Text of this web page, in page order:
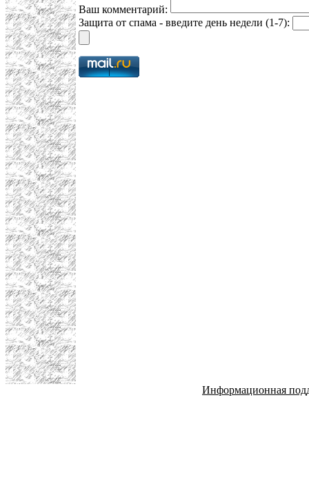
Ваш комментарий:
Защита от спама - введите день недели (1-7):
Информационная